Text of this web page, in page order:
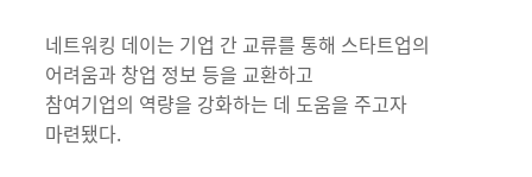
네트워킹 데이는 기업 간 교류를 통해 스타트업의
어려움과 창업 정보 등을 교환하고
참여기업의 역량을 강화하는 데 도움을 주고자
마련됐다.